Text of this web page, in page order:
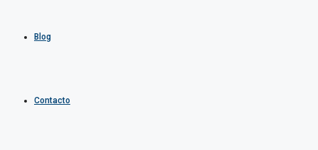
Blog
Contacto